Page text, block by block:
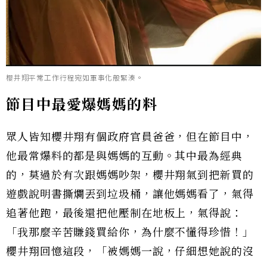
櫻井翔平常工作行程宛如軍事化般緊湊。
節目中最愛爆媽媽的料
眾人皆知櫻井翔有個政府官員爸爸，但在節目中，
他最常爆料的都是與媽媽的互動。其中最為經典
的，莫過於有次跟媽媽吵架，櫻井翔氣到把新買的
遊戲說明書撕爛丟到垃圾桶，讓他媽媽看了，氣得
追著他跑，最後還把他壓制在地板上，氣得說：
「我那麼辛苦賺錢買給你，為什麼不懂得珍惜！」
櫻井翔回憶這段，「被媽媽一說，仔細想她說的沒